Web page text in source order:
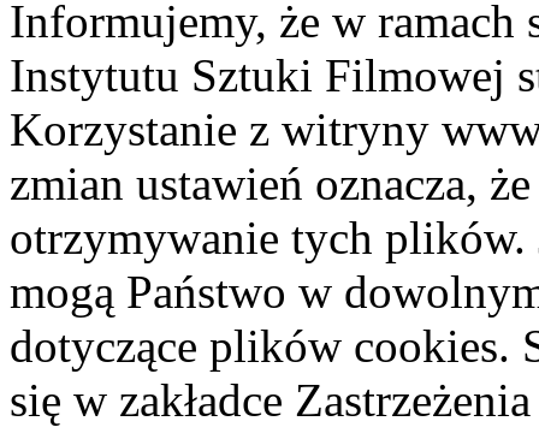
Informujemy, że w ramach
Instytutu Sztuki Filmowej
Korzystanie z witryny
zmian ustawień oznacza,
otrzymywanie tych plików.
mogą Państwo w
dotyczące plików cookies.
się w zakładce